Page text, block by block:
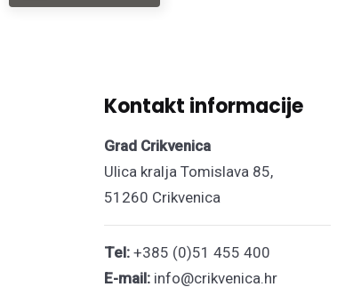
Kontakt informacije
Grad Crikvenica
Ulica kralja Tomislava 85,
51260 Crikvenica
Tel: +385 (0)51 455 400
E-mail: info@crikvenica.hr